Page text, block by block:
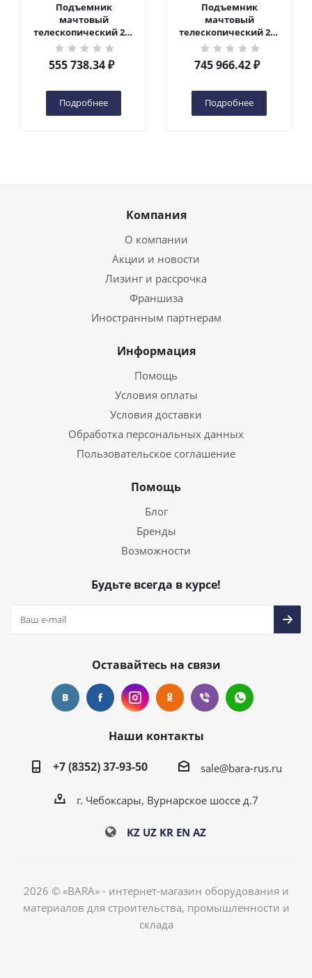
Подъемник
мачтовый
телескопический 200
кг 6 м TOR GTWY6-200S
DC 2-мачтовый
(автономный) (G) в
555 738.34₽
Подробнее
Подъемник
мачтовый
телескопический 200
кг 10 м TOR GTWY10-
200S DC 2-мачтовый
(автономный) (N) в
745 966.42₽
Подробнее
Компания
О компании
Акции и новости
Лизинг и рассрочка
Франшиза
Иностранным партнерам
Информация
Помощь
Условия оплаты
Условия доставки
Обработка персональных данных
Пользовательское соглашение
Помощь
Блог
Бренды
Возможности
Будьте всегда в курсе!
Оставайтесь на связи
Наши контакты
+7 (8352) 37-93-50
sale@bara-rus.ru
г. Чебоксары, Вурнарское шоссе д.7
KZ UZ KR EN AZ
2026 © «BARA» - интернет-магазин оборудования и
материалов для строительства, промышленности и
склада